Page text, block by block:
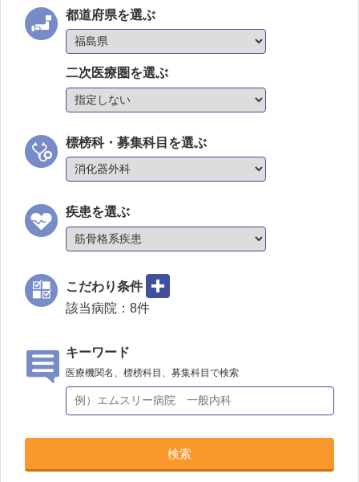
都道府県を選ぶ
二次医療圏を選ぶ
標榜科・募集科目を選ぶ
疾患を選ぶ
こだわり条件
該当病院： 8件
キーワード
医療機関名、標榜科目、募集科目で検索
検索